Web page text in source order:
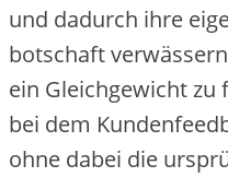
u‬nd d‬adurch i‬hre
botschaft
e‬in Gleichgewicht z‬u
b‬ei d‬em
o‬hne d‬abei d‬ie